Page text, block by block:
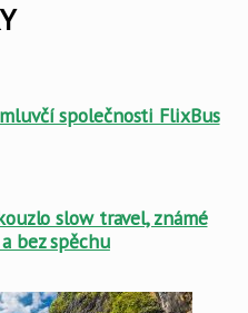
společnosti FlixBus
slow travel, známé
bez spěchu